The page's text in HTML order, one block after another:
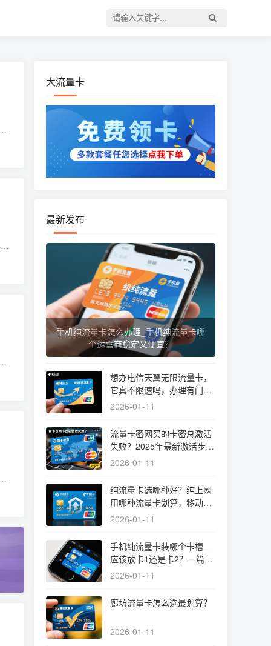
大流量卡
最新发布
手机纯流量卡怎么办理_手机纯流量卡哪
个运营商稳定又便宜？
想办电信天翼无限流量卡，
它真不限速吗，办理有门槛
吗？
2026-01-11
流量卡密网买的卡密总激活
失败？2025年最新激活步骤
与避坑指南
2026-01-11
纯流量卡选哪种好？纯上网
用哪种流量卡划算，移动电
信纯流量卡哪个好实测揭秘
2026-01-11
手机纯流量卡装哪个卡槽_
应该放卡1还是卡2？一篇文
章讲清选择和设置
2026-01-11
廊坊流量卡怎么选最划算？
2026-01-11